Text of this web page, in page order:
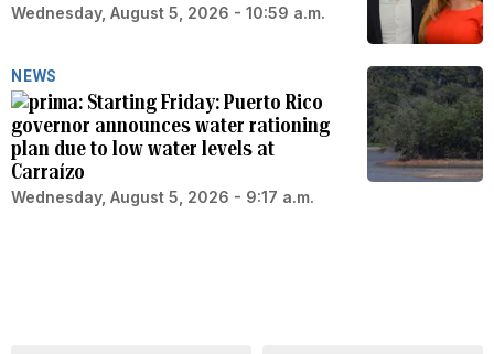
Wednesday, August 5, 2026 - 10:59 a.m.
NEWS
Starting Friday: Puerto Rico
governor announces water rationing
plan due to low water levels at
Carraízo
Wednesday, August 5, 2026 - 9:17 a.m.